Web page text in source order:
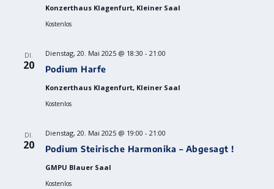
Konzerthaus Klagenfurt, Kleiner Saal
Kostenlos
DI.
20 Podium Harfe
Dienstag, 20. Mai 2025 @ 18:30 - 21:00
Konzerthaus Klagenfurt, Kleiner Saal
Kostenlos
DI.
20 Podium Steirische Harmonika – Abgesagt !
Dienstag, 20. Mai 2025 @ 19:00 - 21:00
GMPU Blauer Saal
Kostenlos